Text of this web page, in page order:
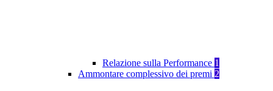
Relazione sulla Performance 1
Ammontare complessivo dei premi 2